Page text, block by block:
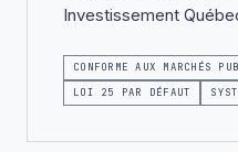
Investissement
CONFORME AUX MARCHÉS
LOI 25 PAR DÉFAUT